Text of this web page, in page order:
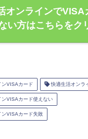
オンラインでVISA
い方はこちらをク
VISAカード 快適生活オンラ
VISAカード使えない
VISAカード失敗